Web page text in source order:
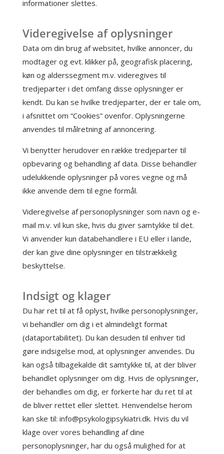
informationer slettes.
Videregivelse af oplysninger
Data om din brug af websitet, hvilke annoncer, du
modtager og evt. klikker på, geografisk placering,
køn og alderssegment m.v. videregives til
tredjeparter i det omfang disse oplysninger er
kendt. Du kan se hvilke tredjeparter, der er tale om,
i afsnittet om “Cookies” ovenfor. Oplysningerne
anvendes til målretning af annoncering.
Vi benytter herudover en række tredjeparter til
opbevaring og behandling af data. Disse behandler
udelukkende oplysninger på vores vegne og må
ikke anvende dem til egne formål.
Videregivelse af personoplysninger som navn og e-
mail m.v. vil kun ske, hvis du giver samtykke til det.
Vi anvender kun databehandlere i EU eller i lande,
der kan give dine oplysninger en tilstrækkelig
beskyttelse.
Indsigt og klager
Du har ret til at få oplyst, hvilke personoplysninger,
vi behandler om dig i et almindeligt format
(dataportabilitet). Du kan desuden til enhver tid
gøre indsigelse mod, at oplysninger anvendes. Du
kan også tilbagekalde dit samtykke til, at der bliver
behandlet oplysninger om dig. Hvis de oplysninger,
der behandles om dig, er forkerte har du ret til at
de bliver rettet eller slettet. Henvendelse herom
kan ske til: info@psykologipsykiatri.dk. Hvis du vil
klage over vores behandling af dine
personoplysninger, har du også mulighed for at